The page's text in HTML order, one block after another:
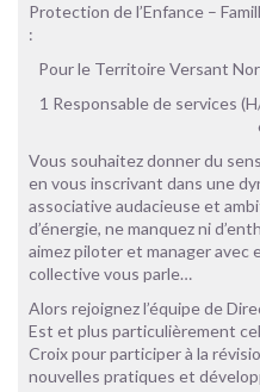
Protection de l’Enfance –
:
Pour le Territoire Versant
1 Responsable de services
Vous souhaitez donner du
en vous inscrivant dans une
associative audacieuse et
d’énergie, ne manquez ni
aimez piloter et manager avec
collective vous parle…
Alors rejoignez l’équipe de
Est et plus particulièrement
Croix pour participer à la
nouvelles pratiques et